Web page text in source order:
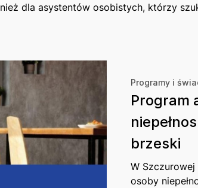
dla asystentów osobistych, którzy
Programy i
Program
brzeski
W
osoby